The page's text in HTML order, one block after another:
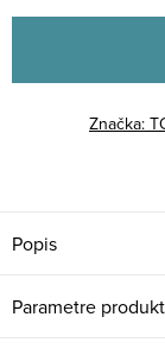
cena:
Značka:
Popis
Parametre